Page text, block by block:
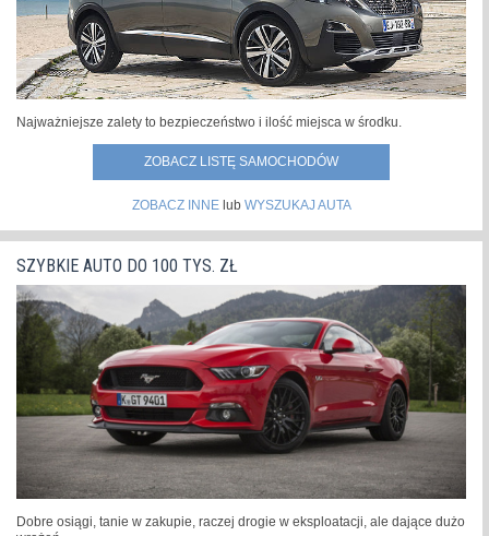
Najważniejsze zalety to bezpieczeństwo i ilość miejsca w środku.
ZOBACZ LISTĘ SAMOCHODÓW
ZOBACZ INNElub WYSZUKAJ AUTA
SZYBKIE AUTO DO 100 TYS. ZŁ
Dobre osiągi, tanie w zakupie, raczej drogie w eksploatacji, ale dające dużo